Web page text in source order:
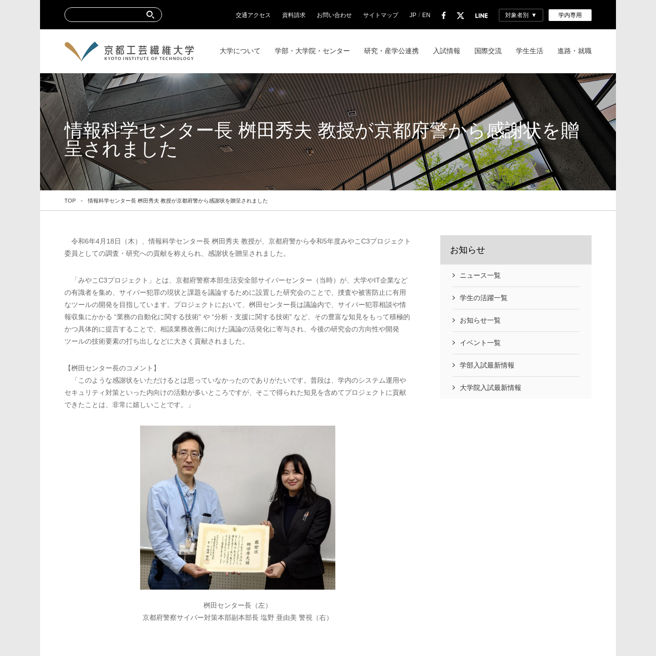
交通アクセス 資料請求 お問い合わせ サイトマップ JP / EN 対象者別 学内専用
大学について 学部・大学院・センター 研究・産学公連携 入試情報 国際交流 学生生活 進路・就職
情報科学センター長 桝田秀夫 教授が京都府警から感謝状を贈
呈されました
TOP 情報科学センター長 桝田秀夫 教授が京都府警から感謝状を贈呈されました
令和6年4月18日（木）、情報科学センター長 桝田秀夫 教授が、京都府警から令和5年度みやこC3プロジェクト
委員としての調査・研究への貢献を称えられ、感謝状を贈呈されました。
「みやこC3プロジェクト」とは、京都府警察本部生活安全部サイバーセンター（当時）が、大学やIT企業など
の有識者を集め、サイバー犯罪の現状と課題を議論するために設置した研究会のことで、捜査や被害防止に有用
なツールの開発を目指しています。プロジェクトにおいて、桝田センター長は議論内で、サイバー犯罪相談や情
報収集にかかる “業務の自動化に関する技術” や “分析・支援に関する技術” など、その豊富な知見をもって積極的
かつ具体的に提言することで、相談業務改善に向けた議論の活発化に寄与され、今後の研究会の方向性や開発
ツールの技術要素の打ち出しなどに大きく貢献されました。
【桝田センター長のコメント】
「このような感謝状をいただけるとは思っていなかったのでありがたいです。普段は、学内のシステム運用や
セキュリティ対策といった内向けの活動が多いところですが、そこで得られた知見を含めてプロジェクトに貢献
できたことは、非常に嬉しいことです。」
桝田センター長（左）
京都府警察サイバー対策本部副本部長 塩野 亜由美 警視（右）
お知らせ
ニュース一覧
学生の活躍一覧
お知らせ一覧
イベント一覧
学部入試最新情報
大学院入試最新情報